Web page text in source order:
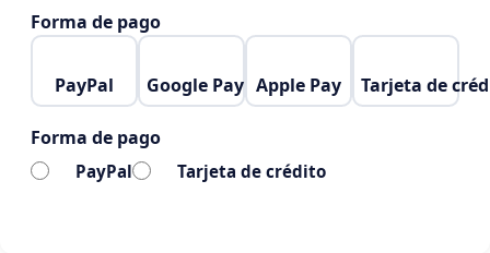
Forma de pago
PayPal Google Pay Apple Pay Tarjeta de
Forma de pago
PayPal Tarjeta de crédito